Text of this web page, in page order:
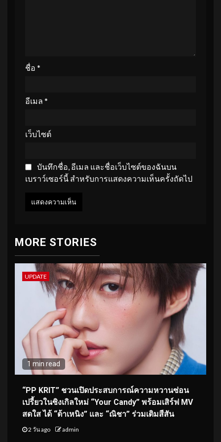
ชื่อ *
อีเมล *
เว็บไซต์
บันทึกชื่อ, อีเมล และชื่อเว็บไซต์ของฉันบน
เบราว์เซอร์นี้ สำหรับการแสดงความเห็นครั้งถัดไป
MORE STORIES
UPDATE
1 min read
“PP KRIT” ชวนเปิดประสบการณ์ความหวานซ่อน
เปรี้ยวในซิงเกิลใหม่ “Your Candy” พร้อมเสิร์ฟ MV
สดใส ได้ “ต้าเหนิง” และ “ณิชา” ร่วมเติมสีสัน
2 วัน ago admin